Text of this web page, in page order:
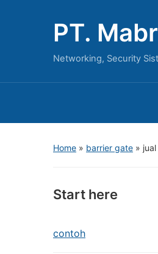
PT.
Networking, Security
Home » barrier gate »
Start here
contoh